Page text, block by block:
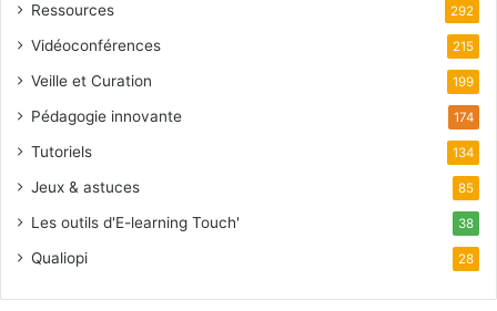
Ressources 292
Vidéoconférences 215
Veille et Curation 199
Pédagogie innovante 174
Tutoriels 134
Jeux & astuces 85
Les outils d'E-learning Touch' 38
Qualiopi 28